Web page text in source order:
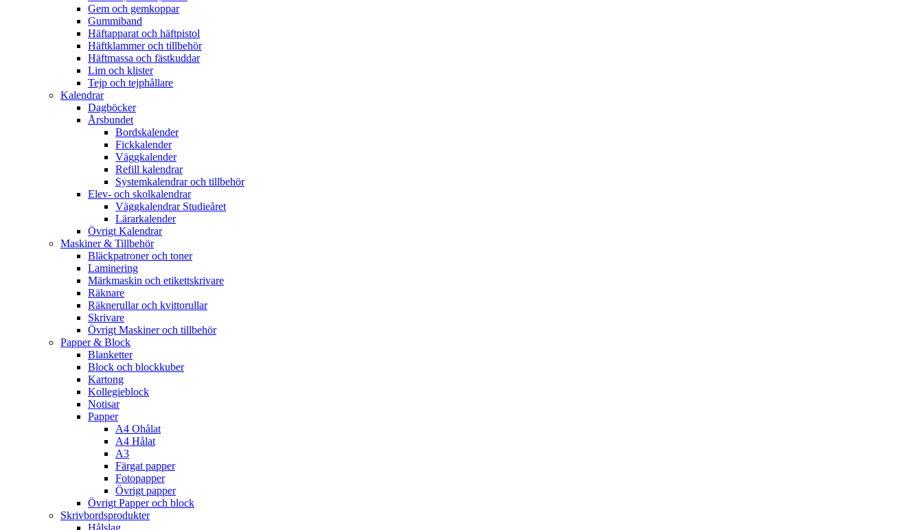
Gem och gemkoppar
Gummiband
Häftapparat och häftpistol
Häftklammer och tillbehör
Häftmassa och fästkuddar
Lim och klister
Tejp och tejphållare
Kalendrar
Dagböcker
Årsbundet
Bordskalender
Fickkalender
Väggkalender
Refill kalendrar
Systemkalendrar och tillbehör
Elev- och skolkalendrar
Väggkalendrar Studieåret
Lärarkalender
Övrigt Kalendrar
Maskiner & Tillbehör
Bläckpatroner och toner
Laminering
Märkmaskin och etikettskrivare
Räknare
Räknerullar och kvittorullar
Skrivare
Övrigt Maskiner och tillbehör
Papper & Block
Blanketter
Block och blockkuber
Kartong
Kollegieblock
Notisar
Papper
A4 Ohålat
A4 Hålat
A3
Färgat papper
Fotopapper
Övrigt papper
Övrigt Papper och block
Skrivbordsprodukter
Hålslag